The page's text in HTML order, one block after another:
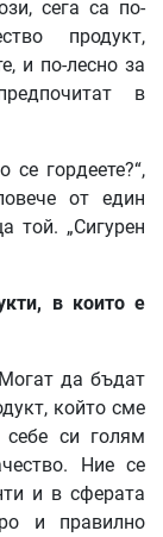
сега са по-
продукт,
и по-лесно за
в
се гордеете?“,
от един
той. „Сигурен
в които е
да бъдат
който сме
себе си голям
Ние се
и в сферата
и правилно